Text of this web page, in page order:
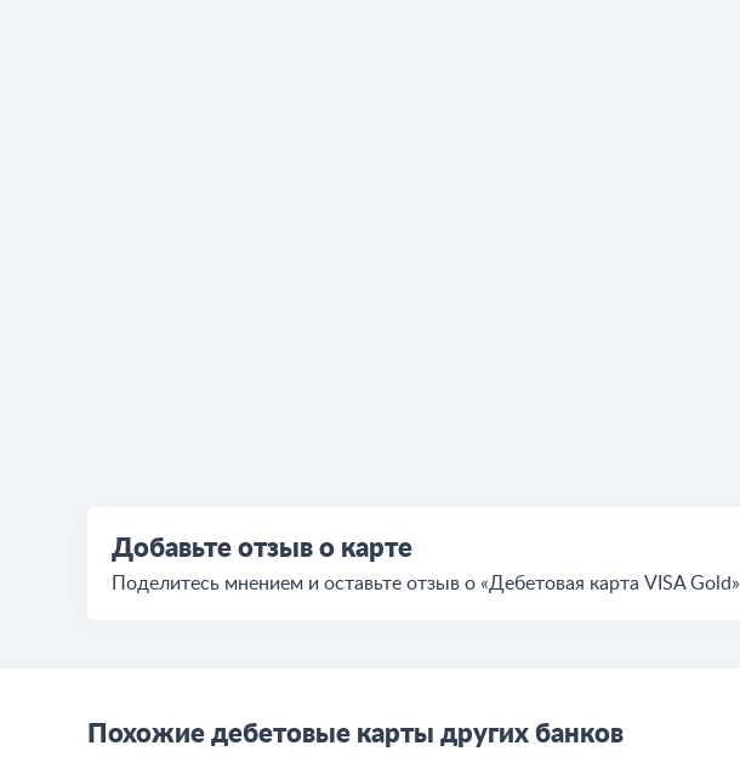
Добавьте отзыв о карте
Поделитесь мнением и оставьте отзыв о «Дебетовая карта VISA Gold»
Похожие дебетовые карты других банков